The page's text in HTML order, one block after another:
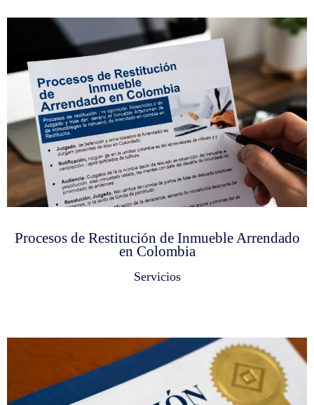
Procesos de Restitución de Inmueble Arrendado
en Colombia
Servicios